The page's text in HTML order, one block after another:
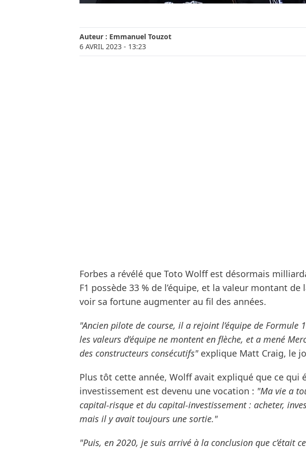
Auteur : Emmanuel Touzot
6 AVRIL 2023 - 13:23
Forbes a révélé que Toto Wolff est désormais
F1 possède 33 % de l’équipe, et la valeur montant
voir sa fortune augmenter au fil des années.
"Ancien pilote de course, il a rejoint l’équipe de Formule
les valeurs d’équipe ne montent en flèche, et a mené
des constructeurs consécutifs" explique Matt Craig, le
Plus tôt cette année, Wolff avait expliqué que ce
investissement est devenu une vocation : "Ma vie a
capital-risque et du capital-investissement : acheter,
mais il y avait toujours une sortie."
"Puis, en 2020, je suis arrivé à la conclusion que c’était